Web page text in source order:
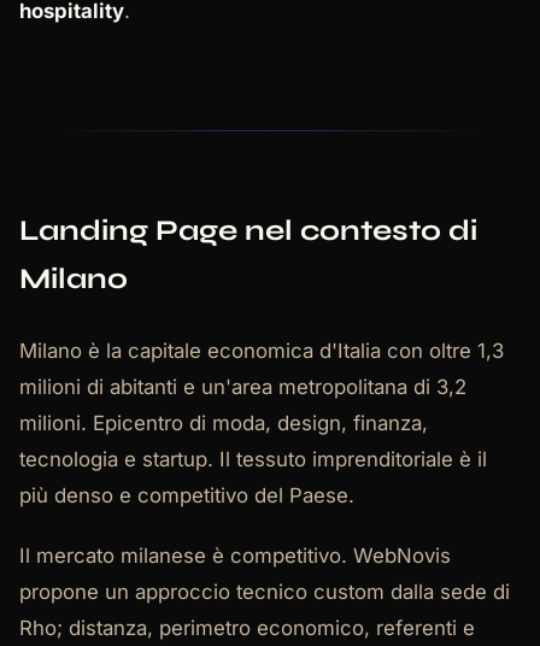
hospitality.
Landing Page nel contesto di
Milano
Milano è la capitale economica d'Italia con oltre 1,3
milioni di abitanti e un'area metropolitana di 3,2
milioni. Epicentro di moda, design, finanza,
tecnologia e startup. Il tessuto imprenditoriale è il
più denso e competitivo del Paese.
Il mercato milanese è competitivo. WebNovis
propone un approccio tecnico custom dalla sede di
Rho; distanza, perimetro economico, referenti e